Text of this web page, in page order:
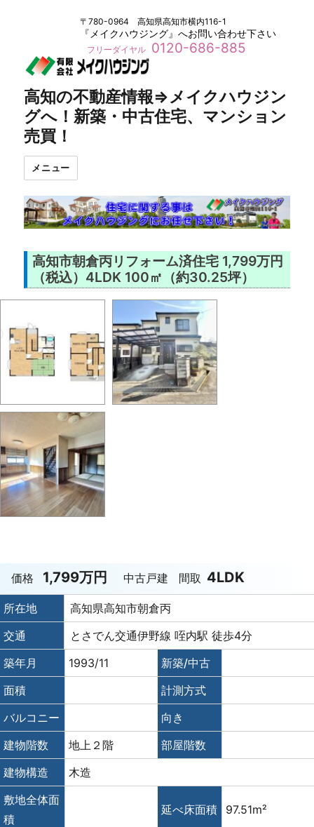
〒780-0964 高知県高知市横内116-1
『メイクハウジング』へお問い合わせ下さい
フリーダイヤル 0120-686-885
高知の不動産情報⇒メイクハウジン
グへ！新築・中古住宅、マンション
売買！
メニュー
高知市朝倉丙リフォーム済住宅 1,799万円
（税込）4LDK 100㎡（約30.25坪）
価格 1,799万円 中古戸建 間取 4LDK
所在地
高知県高知市朝倉丙
交通
とさでん交通伊野線 咥内駅 徒歩4分
築年月
1993/11
新築/中古
面積
計測方式
バルコニー
向き
建物階数
地上２階
部屋階数
建物構造
木造
敷地全体面
積
延べ床面積 97.51m²